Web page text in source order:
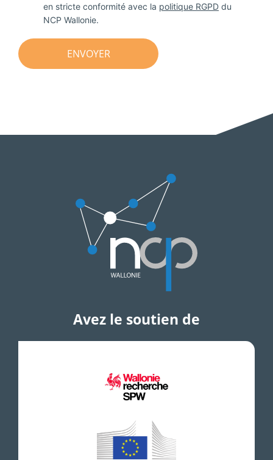
en stricte conformité avec la politique RGPD du
NCP Wallonie.
Avez le soutien de